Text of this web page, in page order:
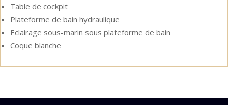
Table de cockpit
Plateforme de bain hydraulique
Eclairage sous-marin sous plateforme de bain
Coque blanche